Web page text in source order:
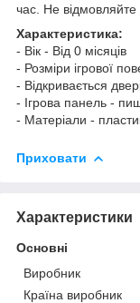
час. Не відмовляйте
Характеристика:
- Вік - Від 0 місяців
- Розміри ігрової
- Відкривається
- Ігрова панель -
- Матеріали -
Приховати
Характеристики
Основні
Виробник
Країна виробник